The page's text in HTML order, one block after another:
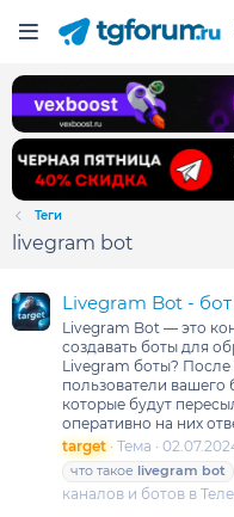
Теги
livegram bot
Livegram Bot -
Livegram Bot — это
создавать боты для
Livegram боты?
пользователи вашего
которые будут
оперативно на них
target Тема
что такое livegram bot
каналов и ботов в